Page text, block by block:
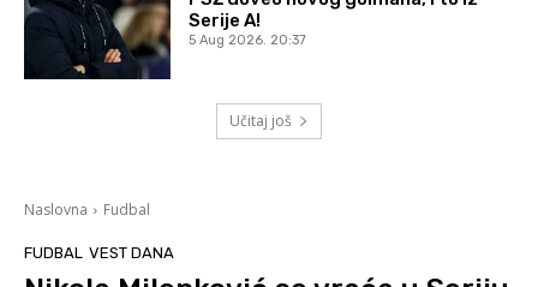
Serije A!
5 Aug 2026. 20:37
Učitaj još